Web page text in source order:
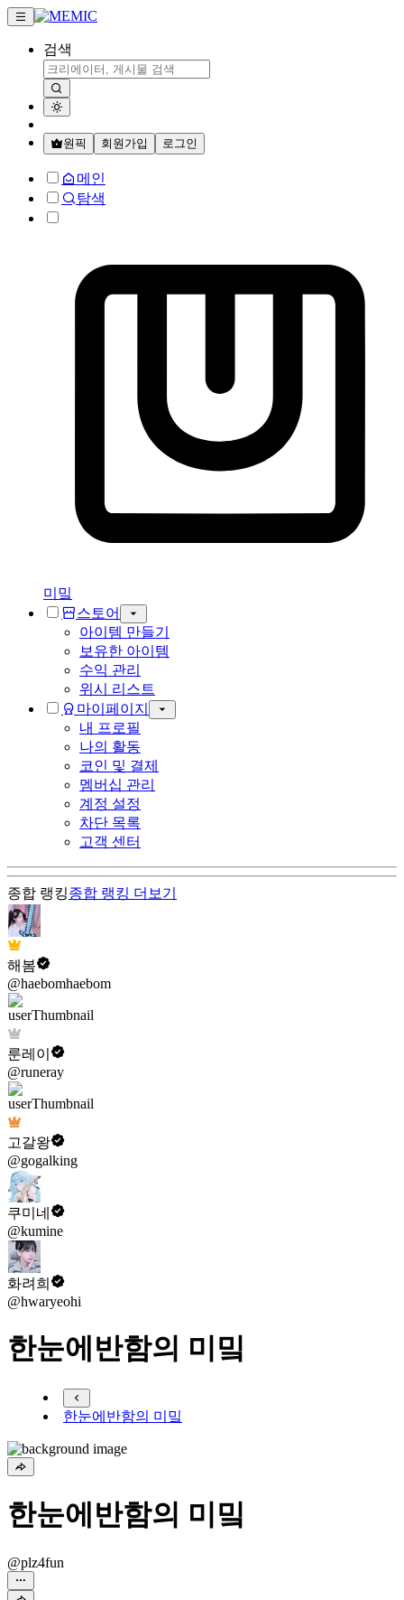
검색
원픽 회원가입 로그인
메인
탐색
미밐
스토어
아이템 만들기
보유한 아이템
수익 관리
위시 리스트
마이페이지
내 프로필
나의 활동
코인 및 결제
멤버십 관리
계정 설정
차단 목록
고객 센터
종합 랭킹종합 랭킹 더보기
해봄
@haebomhaebom
룬레이
@runeray
고갈왕
@gogalking
쿠미네
@kumine
화려희
@hwaryeohi
한눈에반함의 미밐
한눈에반함의 미밐
한눈에반함의 미밐
@plz4fun